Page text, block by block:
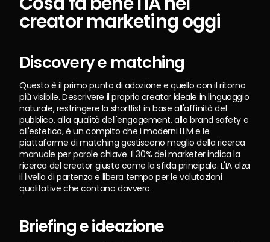
creator marketing oggi
Discovery e matching
Questo è il primo punto di adozione e quello con il ritorno
più visibile. Descrivere il proprio creator ideale in linguaggio
naturale, restringere la shortlist in base all'affinità del
pubblico, alla qualità dell'engagement, alla brand safety e
all'estetica, è un compito che i moderni LLM e le
piattaforme di matching gestiscono meglio della ricerca
manuale per parole chiave. Il 30% dei marketer indica la
ricerca del creator giusto come la sfida principale. L'IA alza
il livello di partenza e libera tempo per le valutazioni
qualitative che contano davvero.
Briefing e ideazione